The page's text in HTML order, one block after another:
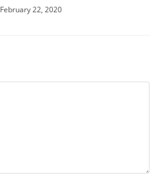
February 22, 2020